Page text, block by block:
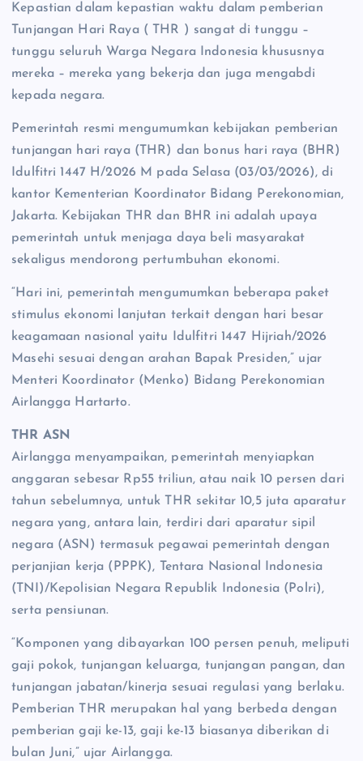
Kepastian dalam kepastian waktu dalam pemberian
Tunjangan Hari Raya ( THR ) sangat di tunggu –
tunggu seluruh Warga Negara Indonesia khususnya
mereka – mereka yang bekerja dan juga mengabdi
kepada negara.
Pemerintah resmi mengumumkan kebijakan pemberian
tunjangan hari raya (THR) dan bonus hari raya (BHR)
Idulfitri 1447 H/2026 M pada Selasa (03/03/2026), di
kantor Kementerian Koordinator Bidang Perekonomian,
Jakarta. Kebijakan THR dan BHR ini adalah upaya
pemerintah untuk menjaga daya beli masyarakat
sekaligus mendorong pertumbuhan ekonomi.
“Hari ini, pemerintah mengumumkan beberapa paket
stimulus ekonomi lanjutan terkait dengan hari besar
keagamaan nasional yaitu Idulfitri 1447 Hijriah/2026
Masehi sesuai dengan arahan Bapak Presiden,” ujar
Menteri Koordinator (Menko) Bidang Perekonomian
Airlangga Hartarto.
THR ASN
Airlangga menyampaikan, pemerintah menyiapkan
anggaran sebesar Rp55 triliun, atau naik 10 persen dari
tahun sebelumnya, untuk THR sekitar 10,5 juta aparatur
negara yang, antara lain, terdiri dari aparatur sipil
negara (ASN) termasuk pegawai pemerintah dengan
perjanjian kerja (PPPK), Tentara Nasional Indonesia
(TNI)/Kepolisian Negara Republik Indonesia (Polri),
serta pensiunan.
“Komponen yang dibayarkan 100 persen penuh, meliputi
gaji pokok, tunjangan keluarga, tunjangan pangan, dan
tunjangan jabatan/kinerja sesuai regulasi yang berlaku.
Pemberian THR merupakan hal yang berbeda dengan
pemberian gaji ke-13, gaji ke-13 biasanya diberikan di
bulan Juni,” ujar Airlangga.